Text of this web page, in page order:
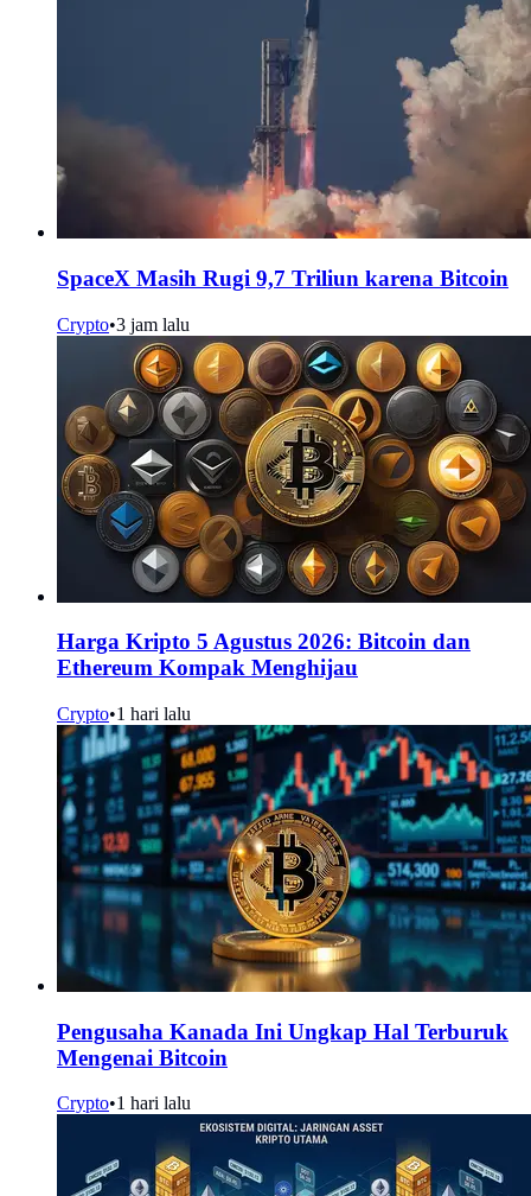
SpaceX Masih Rugi 9,7 Triliun karena Bitcoin
Crypto•3 jam lalu
Harga Kripto 5 Agustus 2026: Bitcoin dan
Ethereum Kompak Menghijau
Crypto•1 hari lalu
Pengusaha Kanada Ini Ungkap Hal Terburuk
Mengenai Bitcoin
Crypto•1 hari lalu